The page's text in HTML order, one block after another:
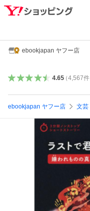
ebookjapan ヤフー店
4.65（4,567件
ebookjapan ヤフー店 文芸